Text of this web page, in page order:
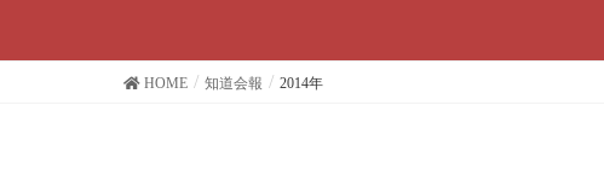
HOME 知道会報 2014年